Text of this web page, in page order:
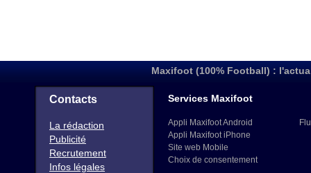
Maxifoot (100% Football) :
Contacts
La rédaction
Publicité
Recrutement
Infos légales
Services Maxifoot
Appli Maxifoot Android
Appli Maxifoot iPhone
Site web Mobile
Choix de consentement